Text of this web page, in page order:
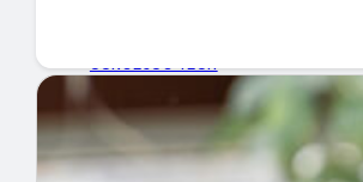
MERCADOS Y TENDENCIAS
EVENTOS